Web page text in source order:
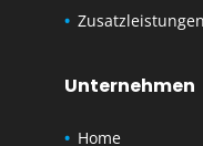
Zusatzleistungen
Unternehmen
Home